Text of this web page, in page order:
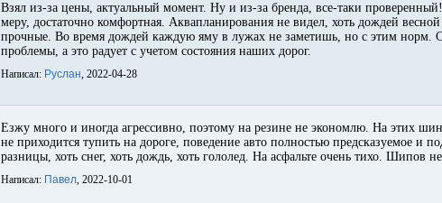
Взял из-за цены, актуальный момент. Ну и из-за бренда, все-таки
меру, достаточно комфортная. Аквапланирования не видел, хоть дождей
прочные. Во время дождей каждую яму в лужах не заметишь, но с этим норм. С
проблемы, а это радует с учетом состояния наших дорог.
Написал: Руслан, 2022-04-28
Езжу много и иногда агрессивно, поэтому на резине не экономлю. На этих
не приходится тупить на дороге, поведение авто полностью предсказуемое и
разницы, хоть снег, хоть дождь, хоть гололед. На асфальте очень тихо. Шипов
Написал: Павел, 2022-10-01